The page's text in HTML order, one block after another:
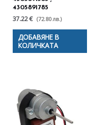
4305891785
37.22 € (72.80 лв.)
ДОБАВЯНЕ В
КОЛИЧКАТА